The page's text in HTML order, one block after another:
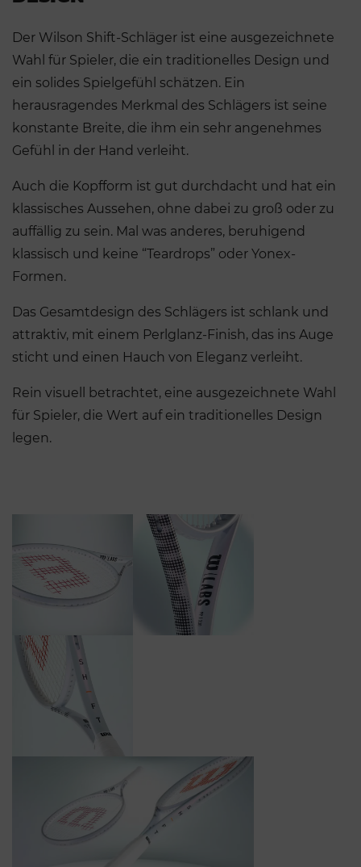
Der Wilson Shift-Schläger ist eine ausgezeichnete
Wahl für Spieler, die ein traditionelles Design und
ein solides Spielgefühl schätzen. Ein
herausragendes Merkmal des Schlägers ist seine
konstante Breite, die ihm ein sehr angenehmes
Gefühl in der Hand verleiht.
Auch die Kopfform ist gut durchdacht und hat ein
klassisches Aussehen, ohne dabei zu groß oder zu
auffällig zu sein. Mal was anderes, beruhigend
klassisch und keine “Teardrops” oder Yonex-
Formen.
Das Gesamtdesign des Schlägers ist schlank und
attraktiv, mit einem Perlglanz-Finish, das ins Auge
sticht und einen Hauch von Eleganz verleiht.
Rein visuell betrachtet, eine ausgezeichnete Wahl
für Spieler, die Wert auf ein traditionelles Design
legen.